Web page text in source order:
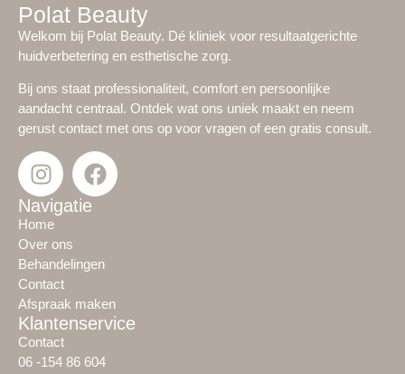
Polat Beauty
Welkom bij Polat Beauty. Dé kliniek voor resultaatgerichte
huidverbetering en esthetische zorg.
Bij ons staat professionaliteit, comfort en persoonlijke
aandacht centraal. Ontdek wat ons uniek maakt en neem
gerust contact met ons op voor vragen of een gratis consult.
Navigatie
Home
Over ons
Behandelingen
Contact
Afspraak maken
Klantenservice
Contact
06 -154 86 604